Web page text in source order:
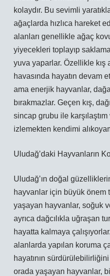
kolaydır. Bu sevimli
ağaçlarda hızlıca hareket
alanları genellikle ağaç
yiyecekleri toplayıp
yuva yaparlar. Özellikle kış
havasında hayatın devam
ama enerjik hayvanlar, dağa
bırakmazlar. Geçen kış,
sincap grubu ile karşılaştım
izlemekten kendimi
Uludağ’daki Hayvanların
Uludağ’ın doğal
hayvanlar için büyük önem
yaşayan hayvanlar, soğuk
ayrıca dağcılıkla uğraşan
hayatta kalmaya
alanlarda yapılan koruma
hayatının
orada yaşayan hayvanlar,